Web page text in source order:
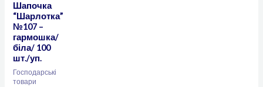
Шапочка
“Шарлотка”
№107 –
гармошка/
біла/ 100
шт./уп.
Господарські
товари